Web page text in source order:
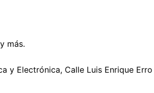
más.
y Electrónica, Calle Luis Enrique